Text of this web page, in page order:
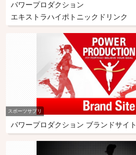
パワープロダクション
エキストラハイポトニックドリンク
スポーツサプリ
パワープロダクション ブランドサイト